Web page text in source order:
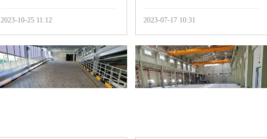
2023-10-25 11:12 2023-07-17 10:31